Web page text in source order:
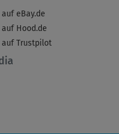
eBay.de
Hood.de
auf Trustpilot